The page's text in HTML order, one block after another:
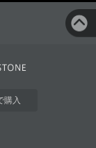
購入